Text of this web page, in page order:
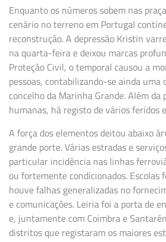
Enquanto os números sobem nas
cenário no terreno em Portugal
reconstrução. A depressão Kristin
na quarta-feira e deixou marcas
Proteção Civil, o temporal causou a
pessoas, contabilizando-se ainda
concelho da Marinha Grande. Além da
humanas, há registo de vários feridos
A força dos elementos deitou abaixo
grande porte. Várias estradas e
particular incidência nas linhas
ou fortemente condicionados. Escolas
houve falhas generalizadas no
e comunicações. Leiria foi a porta de
e, juntamente com Coimbra e
distritos que registaram os maiores